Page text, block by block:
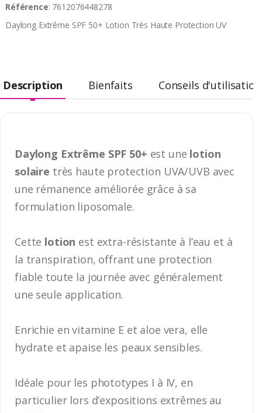
Référence: 7612076448278
Daylong Extrême SPF 50+ Lotion Très Haute Protection UV
Description Bienfaits Conseils d'utilisation
Daylong Extrême SPF 50+ est une lotion
solaire très haute protection UVA/UVB avec
une rémanence améliorée grâce à sa
formulation liposomale.
Cette lotion est extra-résistante à l’eau et à
la transpiration, offrant une protection
fiable toute la journée avec généralement
une seule application.
Enrichie en vitamine E et aloe vera, elle
hydrate et apaise les peaux sensibles.
Idéale pour les phototypes I à IV, en
particulier lors d’expositions extrêmes au